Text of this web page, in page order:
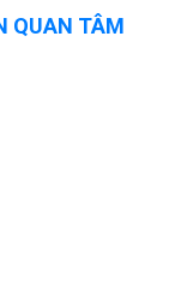
QUAN TÂM